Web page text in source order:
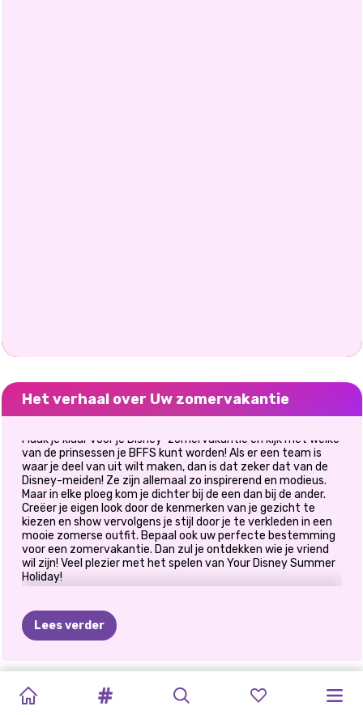
Het verhaal over Uw zomervakantie
Maak je klaar voor je Disney-zomervakantie en kijk met welke
van de prinsessen je BFFS kunt worden! Als er een team is
waar je deel van uit wilt maken, dan is dat zeker dat van de
Disney-meiden! Ze zijn allemaal zo inspirerend en modieus.
Maar in elke ploeg kom je dichter bij de een dan bij de ander.
Creëer je eigen look door de kenmerken van je gezicht te
kiezen en show vervolgens je stijl door je te verkleden in een
mooie zomerse outfit. Bepaal ook uw perfecte bestemming
voor een zomervakantie. Dan zul je ontdekken wie je vriend
wil zijn! Veel plezier met het spelen van Your Disney Summer
Holiday!
Lees verder
#STRANDLEVEN
ZOMERSE
ESTHETIEK
WINTERVAKANTIE:VIOLET
ZOMERSE
VIERING
EN
BLONDIE
BOHO
SUMMER
EN
HET